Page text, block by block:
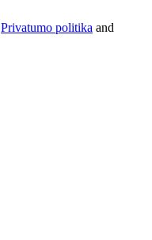
Privatumo politika and